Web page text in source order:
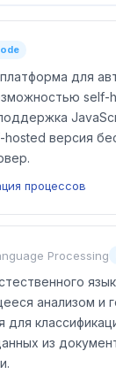
для
self-
hosted версия
процессов
Processing
анализом и
для
из